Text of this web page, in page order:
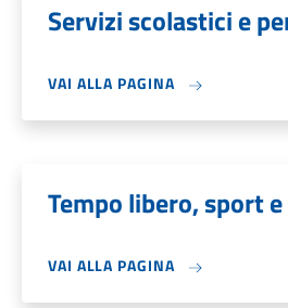
Servizi scolastici e
VAI ALLA PAGINA
Tempo libero, sport
VAI ALLA PAGINA